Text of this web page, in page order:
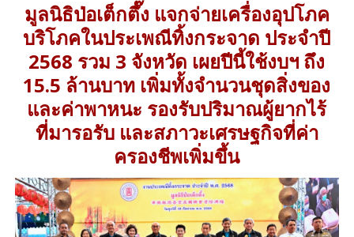
มูลนิธิป่อเต็กตึ๊ง แจกจ่ายเครื่องอุปโภค
บริโภคในประเพณีทิ้งกระจาด ประจำปี
2568 รวม 3 จังหวัด เผยปีนี้ใช้งบฯ ถึง
15.5 ล้านบาท เพิ่มทั้งจำนวนชุดสิ่งของ
และค่าพาหนะ รองรับปริมาณผู้ยากไร้
ที่มารอรับ และสภาวะเศรษฐกิจที่ค่า
ครองชีพเพิ่มขึ้น